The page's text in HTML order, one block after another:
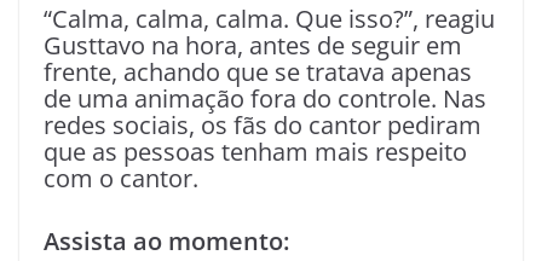
“Calma, calma, calma. Que isso?”, reagiu
Gusttavo na hora, antes de seguir em
frente, achando que se tratava apenas
de uma animação fora do controle. Nas
redes sociais, os fãs do cantor pediram
que as pessoas tenham mais respeito
com o cantor.
Assista ao momento: